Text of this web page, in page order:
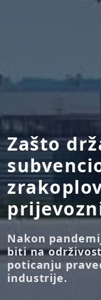
Zašto
Nakon
biti na
poticanju
industrije.